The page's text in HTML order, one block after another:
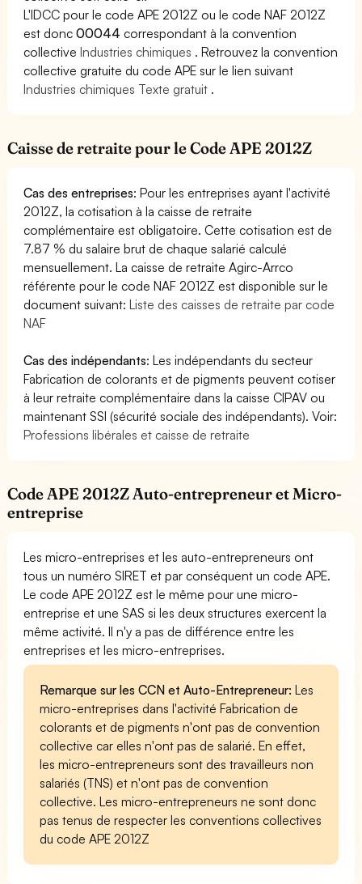
L'IDCC pour le code APE 2012Z ou le code NAF 2012Z
est donc00044 correspondant à la convention
collectiveIndustries chimiques . Retrouvez la convention
collective gratuite du code APE sur le lien suivant
Industries chimiques Texte gratuit .
Caisse de retraite pour le Code APE 2012Z
Cas des entreprises: Pour les entreprises ayant l'activité
2012Z, la cotisation à la caisse de retraite
complémentaire est obligatoire. Cette cotisation est de
7.87 % du salaire brut de chaque salarié calculé
mensuellement. La caisse de retraite Agirc-Arrco
référente pour le code NAF 2012Z est disponible sur le
document suivant:Liste des caisses de retraite par code
NAF
Cas des indépendants: Les indépendants du secteur
Fabrication de colorants et de pigments peuvent cotiser
à leur retraite complémentaire dans la caisse CIPAV ou
maintenant SSI (sécurité sociale des indépendants). Voir:
Professions libérales et caisse de retraite
Code APE 2012Z Auto-entrepreneur et Micro-
entreprise
Les micro-entreprises et les auto-entrepreneurs ont
tous un numéro SIRET et par conséquent un code APE.
Le code APE 2012Z est le même pour une micro-
entreprise et une SAS si les deux structures exercent la
même activité. Il n'y a pas de différence entre les
entreprises et les micro-entreprises.
Remarque sur les CCN et Auto-Entrepreneur: Les
micro-entreprises dans l'activité Fabrication de
colorants et de pigments n'ont pas de convention
collective car elles n'ont pas de salarié. En effet,
les micro-entrepreneurs sont des travailleurs non
salariés (TNS) et n'ont pas de convention
collective. Les micro-entrepreneurs ne sont donc
pas tenus de respecter les conventions collectives
du code APE 2012Z